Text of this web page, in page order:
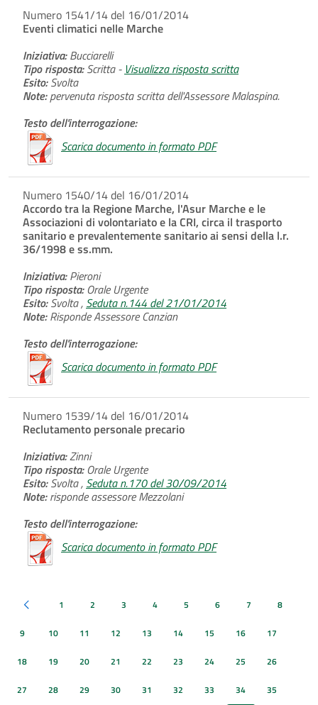
Numero 1541/14 del 16/01/2014
Eventi climatici nelle Marche
Iniziativa:Bucciarelli
Tipo risposta:Scritta - Visualizza risposta scritta
Esito:Svolta
Note:pervenuta risposta scritta dell'Assessore Malaspina.
Testo dell'interrogazione:
Scarica documento in formato PDF
Numero 1540/14 del 16/01/2014
Accordo tra la Regione Marche, l'Asur Marche e le
Associazioni di volontariato e la CRI, circa il trasporto
sanitario e prevalentemente sanitario ai sensi della l.r.
36/1998 e ss.mm.
Iniziativa:Pieroni
Tipo risposta:Orale Urgente
Esito:Svolta , Seduta n.144 del 21/01/2014
Note:Risponde Assessore Canzian
Testo dell'interrogazione:
Scarica documento in formato PDF
Numero 1539/14 del 16/01/2014
Reclutamento personale precario
Iniziativa:Zinni
Tipo risposta:Orale Urgente
Esito:Svolta , Seduta n.170 del 30/09/2014
Note:risponde assessore Mezzolani
Testo dell'interrogazione:
Scarica documento in formato PDF
Pagina precedente
1 2 3 4 5 6 7 8
9 10 11 12 13 14 15 16 17
18 19 20 21 22 23 24 25 26
27 28 29 30 31 32 33 34 35